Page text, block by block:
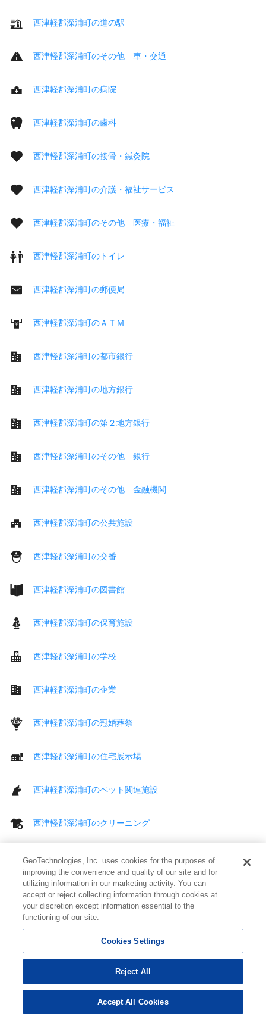
西津軽郡深浦町の道の駅
西津軽郡深浦町のその他 車・交通
西津軽郡深浦町の病院
西津軽郡深浦町の歯科
西津軽郡深浦町の接骨・鍼灸院
西津軽郡深浦町の介護・福祉サービス
西津軽郡深浦町のその他 医療・福祉
西津軽郡深浦町のトイレ
西津軽郡深浦町の郵便局
西津軽郡深浦町のＡＴＭ
西津軽郡深浦町の都市銀行
西津軽郡深浦町の地方銀行
西津軽郡深浦町の第２地方銀行
西津軽郡深浦町のその他 銀行
西津軽郡深浦町のその他 金融機関
西津軽郡深浦町の公共施設
西津軽郡深浦町の交番
西津軽郡深浦町の図書館
西津軽郡深浦町の保育施設
西津軽郡深浦町の学校
西津軽郡深浦町の企業
西津軽郡深浦町の冠婚葬祭
西津軽郡深浦町の住宅展示場
西津軽郡深浦町のペット関連施設
西津軽郡深浦町のクリーニング
西津軽郡深浦町のコインランドリー
西津軽郡深浦町の美容室
西津軽郡深浦町の理容店
西津軽郡深浦町の理容室・美容室
西津軽郡深浦町のその他 生活
GeoTechnologies, Inc. uses cookies for the purposes of
improving the convenience and quality of our site and for
utilizing information in our marketing activity. You can
accept or reject collecting information through cookies at
your discretion except information essential to the
functioning of our site.
Cookies Settings
Reject All
Accept All Cookies